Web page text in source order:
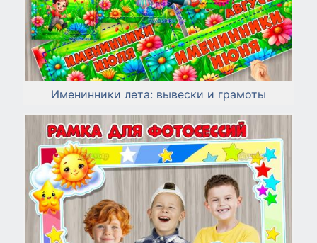
Именинники лета: вывески и грамоты